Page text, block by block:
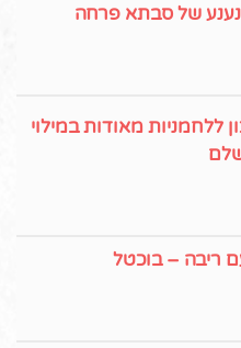
של סבתא פרחה
ללחמניות מאודות במילוי
ריבה – בוכטל